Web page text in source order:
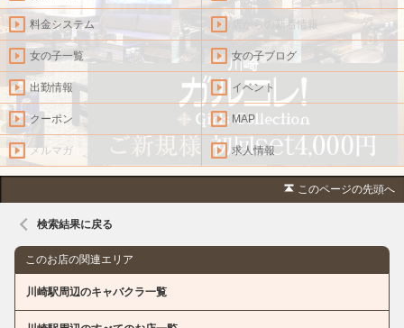
料金システム 店からの新着情報
女の子一覧 女の子ブログ
出勤情報 イベント
クーポン MAP
メルマガ 求人情報
このページの先頭へ
検索結果に戻る
このお店の関連エリア
川崎駅周辺のキャバクラ一覧